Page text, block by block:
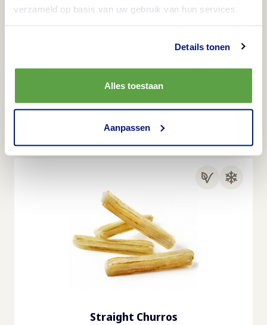
verzameld op basis van uw gebruik van hun services.
Details tonen
Alles toestaan
Aanpassen
Cream Cheese Bites
Perfect om te delen
Straight Churros